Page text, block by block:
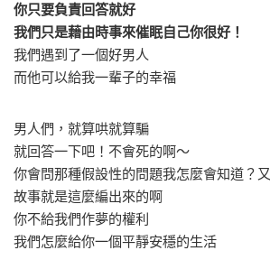
你只要負責回答就好
我們只是藉由時事來催眠自己你很好！
我們遇到了一個好男人
而他可以給我一輩子的幸福
男人們，就算哄就算騙
就回答一下吧！不會死的啊～
你會問那種假設性的問題我怎麼會知道？
故事就是這麼編出來的啊
你不給我們作夢的權利
我們怎麼給你一個平靜安穩的生活